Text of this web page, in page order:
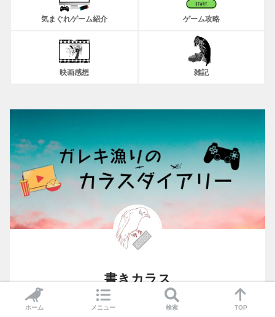
気まぐれゲーム紹介 ゲーム攻略
映画感想 雑記
書きカラス
引きこもり中にゲームと映画に癒しを見出した底辺カラ
ホーム メニュー 検索 TOP